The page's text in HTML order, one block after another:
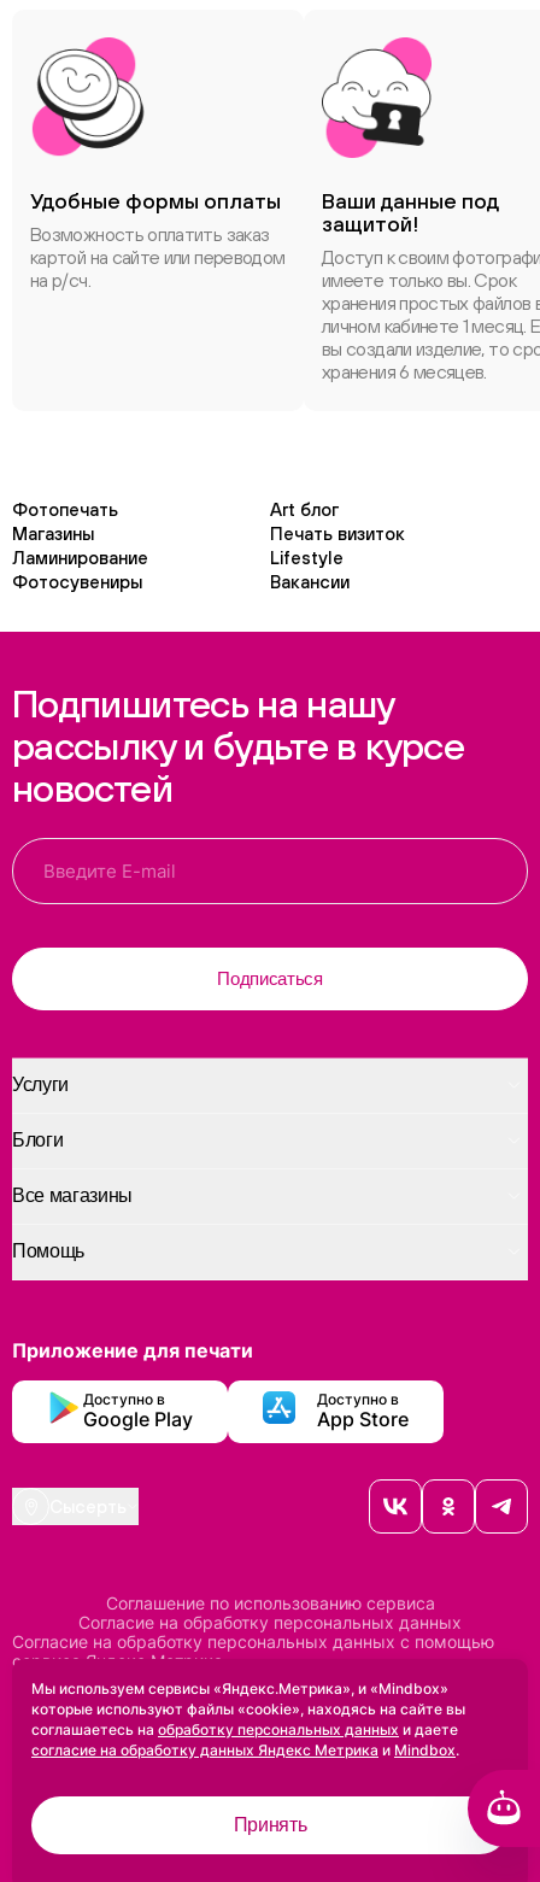
Удобные формы оплаты
Возможность оплатить заказ
картой на сайте или переводом
на р/сч.
Ваши данные под
защитой!
Доступ к своим
имеете только вы. Срок
хранения простых файлов
личном кабинете 1 месяц.
вы создали изделие, то
хранения 6 месяцев.
Фотопечать
Art блог
Магазины
Печать визиток
Ламинирование
Lifestyle
Фотосувениры
Вакансии
Подпишитесь на нашу
рассылку и будьте в курсе
новостей
Подписаться
Услуги
Помощь
Блоги
Все магазины
Приложение для печати
Доступно в
Google Play
Доступно в
App Store
2005-2026 ©
Дизайн сделан вUprock
Проектирование и SEO:
Baklenev SEO
Разработано вQualitica
Соглашение по использованию сервиса
Согласие на обработку персональных данных
Согласие на обработку персональных данных с помощью
сервиса Яндекс Метрика
Согласие на обработку персональных данных с помощью
сервиса Mindbox
Положение по обработке персональных данных
Политика конфиденциальностиДоговор оферты
Мы используем сервисы «Яндекс.Метрика», и «Mindbox»
которые используют файлы «cookie», находясь на сайте вы
соглашаетесь на обработку персональных данных и даете
согласие на обработку данных Яндекс Метрика и Mindbox.
Принять